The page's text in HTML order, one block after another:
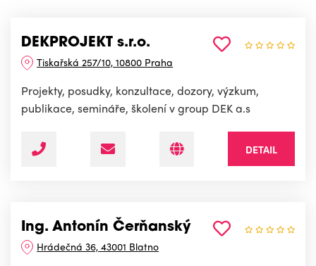
DEKPROJEKT s.r.o.
Tiskařská 257/10, 10800 Praha
Projekty, posudky, konzultace, dozory, výzkum,
publikace, semináře, školení v group DEK a.s
DETAIL
Ing. Antonín Čerňanský
Hrádečná 36, 43001 Blatno